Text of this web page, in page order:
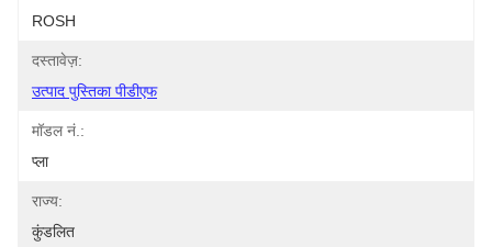
ROSH
दस्तावेज़:
उत्पाद पुस्तिका पीडीएफ
मॉडल नं.:
प्ला
राज्य:
कुंडलित